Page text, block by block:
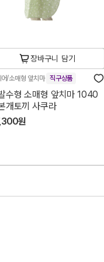
장바구니 담기
/소매형 앞치마 직구상품
수형 소매형 앞치마 1040
개토끼 사쿠라
원